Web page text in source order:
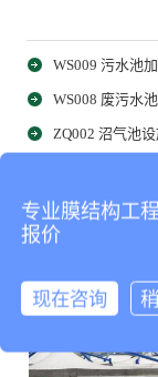
WS009 污水池
WS008 废污水
ZQ002 沼气池
相关产品
专业膜结构工
报价
现在咨询